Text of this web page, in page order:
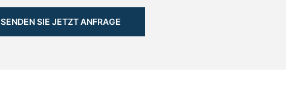
SENDEN SIE JETZT ANFRAGE